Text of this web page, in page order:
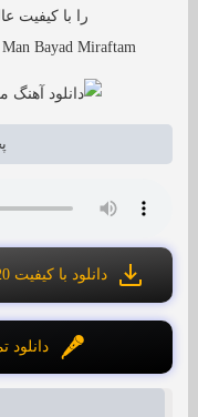
را با کیفیت
Bayad Miraftam
دانلود با کیفیت 320